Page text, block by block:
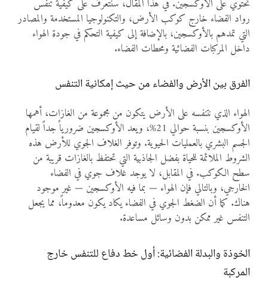
تحتوي على الأوكسجين. في هذا المقال، سنتعرف على كيفية تنفس
رواد الفضاء خارج كوكب الأرض، والتكنولوجيا المستخدمة والمصادر
التي تمدهم بالأوكسجين، بالإضافة إلى كيفية التحكم في جودة الهواء
داخل المركبات الفضائية ومحطات الفضاء.
الفرق بين الأرض والفضاء من حيث إمكانية التنفس
الهواء الذي نتنفسه على الأرض يتكون من مجموعة من الغازات، أهمها
الأوكسجين بنسبة حوالي 21%، ويعد الأوكسجين ضرورياً جداً لقيام
الجسم البشري بالعمليات الحيوية. وتوفر الغلاف الجوي للأرض هذه
الشروط الملائمة للحياة بفضل الجاذبية التي تحتفظ بالغازات قريبة من
سطح الكوكب. في المقابل، لا يوجد غلاف جوي في الفضاء
الخارجي، وبالتالي فإن الهواء — بما فيه الأوكسجين — غير موجود
هناك. كما أن الضغط الجوي في الفضاء يكاد يكون معدوماً، مما يجعل
التنفس غير ممكن بدون وسائل مساعدة.
الخوذة والبدلة الفضائية: أول خط دفاع للتنفس خارج
المركبة